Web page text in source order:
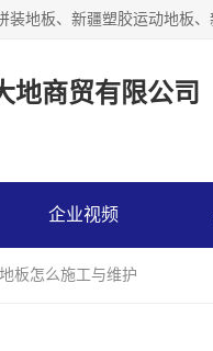
地商贸有限公司
企业视频
板怎么施工与维护